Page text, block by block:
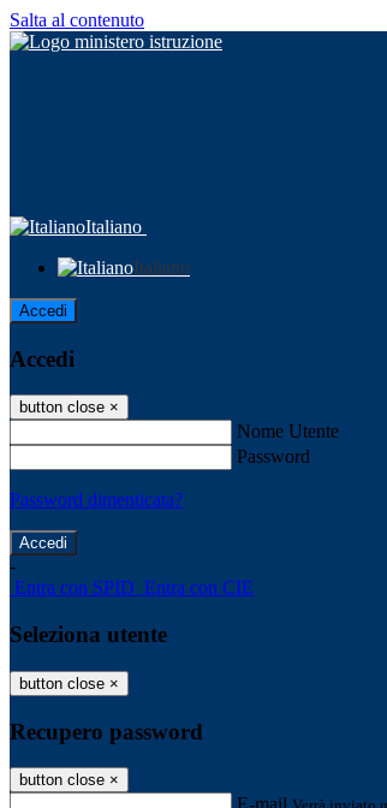
Salta al contenuto
Italiano
Italiano
Accedi
Accedi
button close ×
Nome Utente
Password
Password dimenticata?
-
Entra con SPID Entra con CIE
Seleziona utente
button close ×
Recupero password
button close ×